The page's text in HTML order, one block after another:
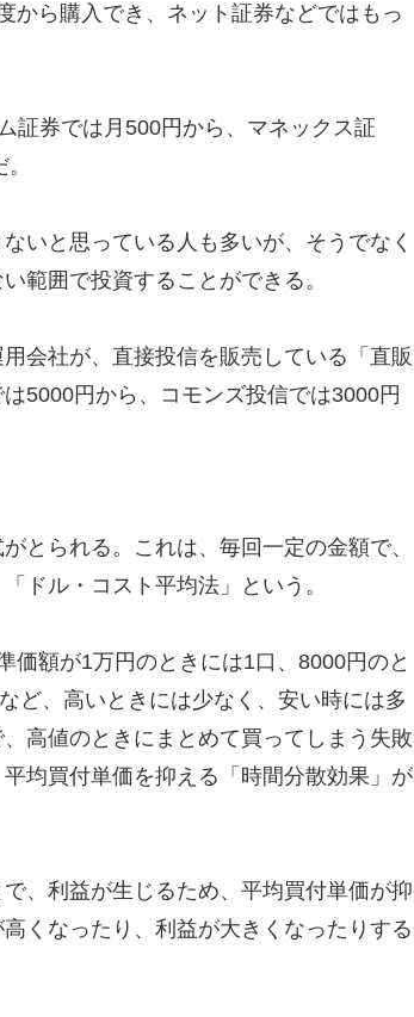
から購入でき、ネット証券などではもっ
券では月500円から、マネックス証
いと思っている人も多いが、そうでなく
範囲で投資することができる。
会社が、直接投信を販売している「直販
5000円から、コモンズ投信では3000円
とられる。これは、毎回一定の金額で、
ドル・コスト平均法」という。
額が1万円のときには1口、8000円のと
ど、高いときには少なく、安い時には多
高値のときにまとめて買ってしまう失敗
均買付単価を抑える「時間分散効果」が
、利益が生じるため、平均買付単価が抑
くなったり、利益が大きくなったりする